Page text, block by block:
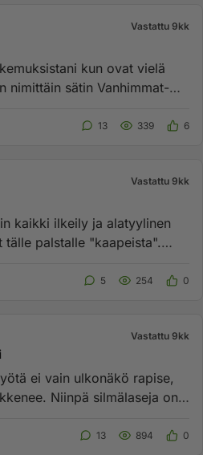
Vastattu 9kk
kun ovat vielä
nimittäin sätin Vanhimmat-
13 339 6
Vastattu 9kk
alatyylinen
palstalle "kaapeista".
5 254 0
Vastattu 9kk
ei vain ulkonäkö rapise,
Niinpä silmälaseja on
13 894 0